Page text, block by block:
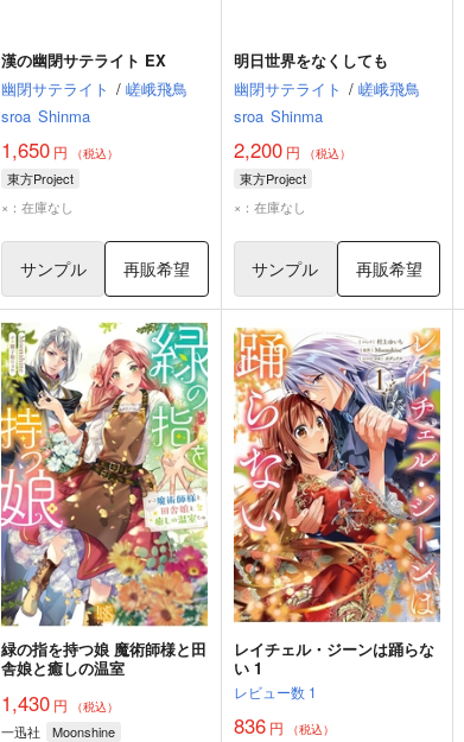
漢の幽閉サテライト EX
幽閉サテライト / 嵯峨飛鳥
sroa Shinma
1,650円 （税込）
東方Project
×：在庫なし
サンプル 再販希望
明日世界をなくしても
幽閉サテライト / 嵯峨飛鳥
sroa Shinma
2,200円 （税込）
東方Project
×：在庫なし
サンプル 再販希望
緑の指を持つ娘 魔術師様と田
舎娘と癒しの温室
1,430円 （税込）
一迅社
Moonshine
レイチェル・ジーンは踊らな
い 1
レビュー数 1
836円 （税込）